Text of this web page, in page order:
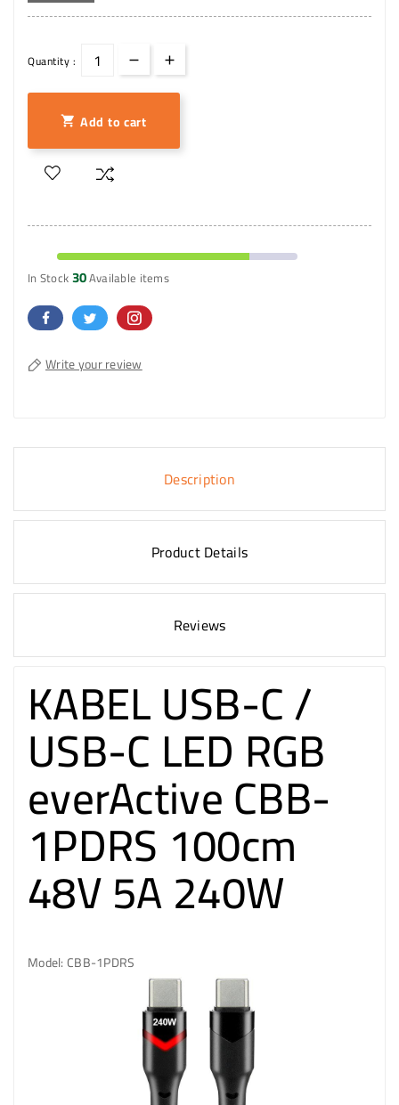
Quantity :
 Add to cart
In Stock30Available items
Write your review
Description
Product Details
Reviews
KABEL USB-C /
USB-C LED RGB
everActive CBB-
1PDRS 100cm
48V 5A 240W
Model: CBB-1PDRS